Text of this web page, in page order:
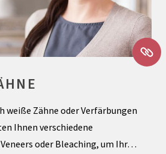
weiße Zähne oder Verfärbungen
Ihnen verschiedene
oder Bleaching, um Ihr…